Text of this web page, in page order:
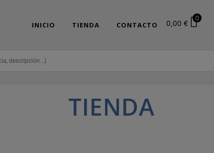
INICIO TIENDA CONTACTO 0,00 €
0
TIENDA